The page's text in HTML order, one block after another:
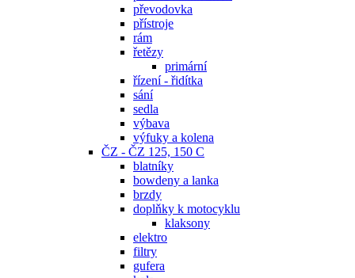
převodovka
přístroje
rám
řetězy
primární
řízení - řidítka
sání
sedla
výbava
výfuky a kolena
ČZ - ČZ 125, 150 C
blatníky
bowdeny a lanka
brzdy
doplňky k motocyklu
klaksony
elektro
filtry
gufera